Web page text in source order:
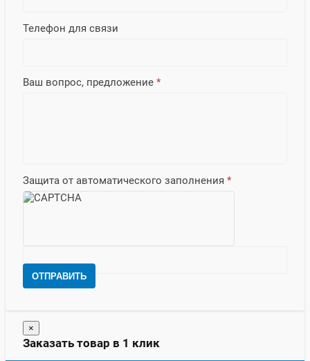
Телефон для связи
Ваш вопрос, предложение *
Защита от автоматического заполнения *
ОТПРАВИТЬ
×
Заказать товар в 1 клик